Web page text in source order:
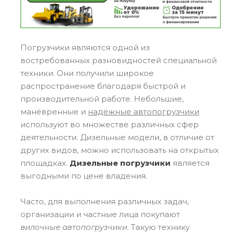
Погрузчики являются одной из
востребованных разновидностей специальной
техники. Они получили широкое
распространение благодаря быстрой и
производительной работе. Небольшие,
манёвренные и надёжные автопогрузчики
используют во множестве различных сфер
деятельности. Дизельные модели, в отличие от
других видов, можно использовать на открытых
площадках. Дизельные погрузчики является
выгодными по цене владения.
Часто, для выполнения различных задач,
организации и частные лица покупают
вилочные автопогрузчики. Такую технику